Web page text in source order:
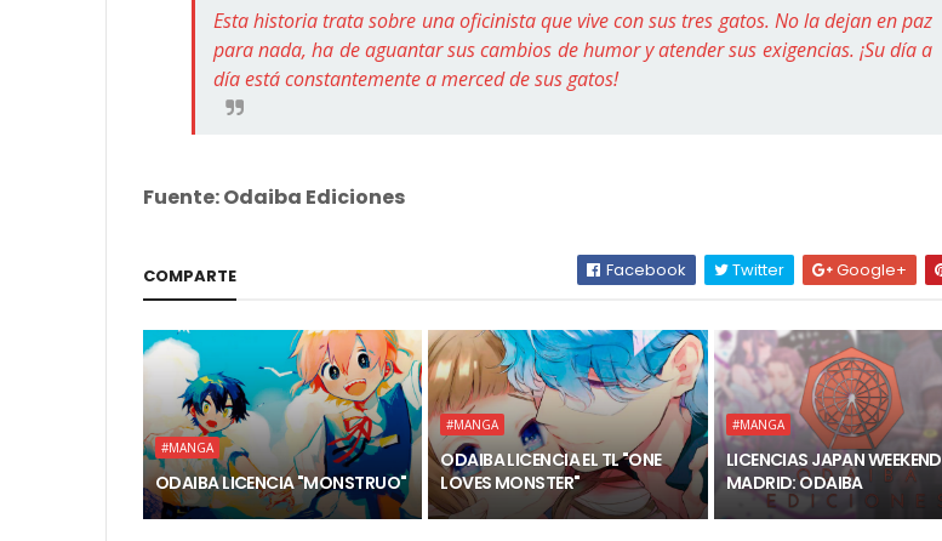
Esta historia trata sobre una oficinista que vive con sus tres gatos. No la dejan en paz
para nada, ha de aguantar sus cambios de humor y atender sus exigencias. ¡Su día a
día está constantemente a merced de sus gatos!
Fuente: Odaiba Ediciones
COMPARTE Facebook Twitter Google+
#MANGA
ODAIBA LICENCIA "MONSTRUO"
#MANGA
ODAIBA LICENCIA EL TL "ONE
LOVES MONSTER"
#MANGA
LICENCIAS JAPAN WEEKEND
MADRID: ODAIBA